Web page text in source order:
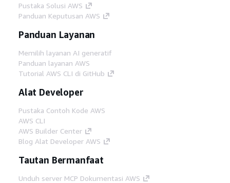
Pustaka Solusi AWS
Panduan Keputusan AWS
Panduan Layanan
Memilih layanan AI generatif
Panduan layanan AWS
Tutorial AWS CLI di GitHub
Alat Developer
Pustaka Contoh Kode AWS
AWS CLI
AWS Builder Center
Blog Alat Developer AWS
Tautan Bermanfaat
Unduh server MCP Dokumentasi AWS